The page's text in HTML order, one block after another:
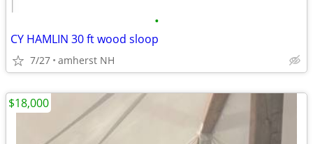
•
CY HAMLIN 30 ft wood sloop
7/27 amherst NH
$18,000